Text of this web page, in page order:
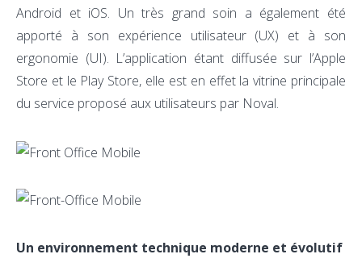
Android et iOS. Un très grand soin a également été
apporté à son expérience utilisateur (UX) et à son
ergonomie (UI). L’application étant diffusée sur l’Apple
Store et le Play Store, elle est en effet la vitrine principale
du service proposé aux utilisateurs par Noval.
Un environnement technique moderne et évolutif